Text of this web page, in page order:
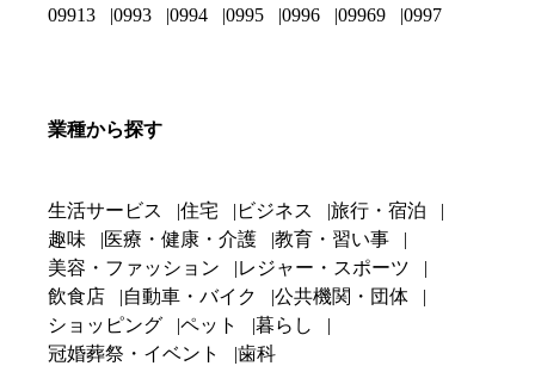
09913
0993 0994 0995 0996 09969 0997
業種から探す
生活サービス 住宅 ビジネス
旅行・宿泊
趣味
医療・健康・介護
教育・習い事
美容・ファッション
レジャー・スポーツ
飲食店
自動車・バイク
公共機関・団体
ショッピング
ペット
暮らし
冠婚葬祭・イベント
歯科